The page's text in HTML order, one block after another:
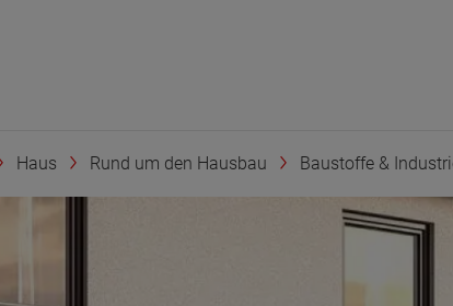
Haus Rund um den Hausbau Baustoffe &